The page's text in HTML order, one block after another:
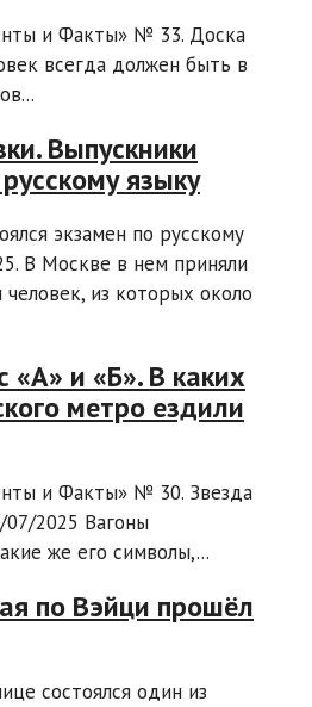
и Факты» № 33. Доска
всегда должен быть в
Выпускники
языку
экзамен по русскому
В Москве в нем приняли
из которых около
«А» и «Б». В каких
метро ездили
и Факты» № 30. Звезда
07/2025 Вагоны
же его символы,...
по Вэйци прошёл
состоялся один из